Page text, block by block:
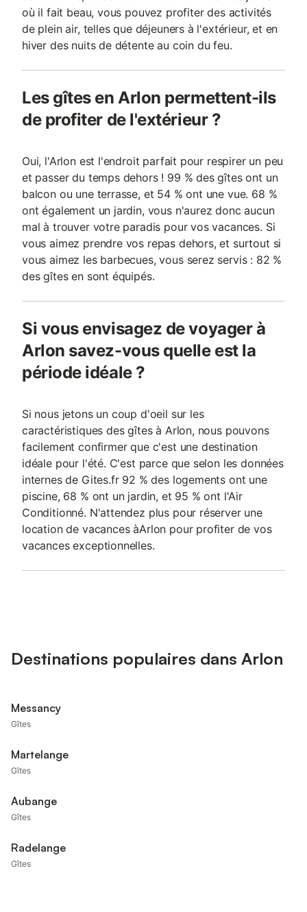
où il fait beau, vous pouvez profiter des activités
de plein air, telles que déjeuners à l'extérieur, et en
hiver des nuits de détente au coin du feu.
Les gîtes en Arlon permettent-ils
de profiter de l'extérieur ?
Oui, l'Arlon est l'endroit parfait pour respirer un peu
et passer du temps dehors ! 99 % des gîtes ont un
balcon ou une terrasse, et 54 % ont une vue. 68 %
ont également un jardin, vous n'aurez donc aucun
mal à trouver votre paradis pour vos vacances. Si
vous aimez prendre vos repas dehors, et surtout si
vous aimez les barbecues, vous serez servis : 82 %
des gîtes en sont équipés.
Si vous envisagez de voyager à
Arlon savez-vous quelle est la
période idéale ?
Si nous jetons un coup d'oeil sur les
caractéristiques des gîtes à Arlon, nous pouvons
facilement confirmer que c'est une destination
idéale pour l'été. C'est parce que selon les données
internes de Gites.fr 92 % des logements ont une
piscine, 68 % ont un jardin, et 95 % ont l'Air
Conditionné. N'attendez plus pour réserver une
location de vacances àArlon pour profiter de vos
vacances exceptionnelles.
Destinations populaires dans Arlon
Messancy
Gîtes
Martelange
Gîtes
Aubange
Gîtes
Radelange
Gîtes